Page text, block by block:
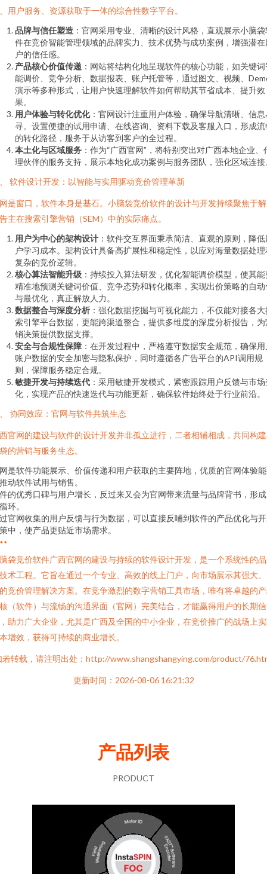
用户服务、资源获取于一体的综合性数字平台。
品牌与信任塑造 ：官网采用专业、清晰的设计风格，直观展示小脑袋
件在竞价智能管理领域的品牌实力、技术优势与成功案例，增强潜在
户的信任感。
产品核心价值传递 ：网站将结构化地呈现软件的核心功能，如关键
能调价、竞争分析、数据报表、账户托管等，通过图文、视频、
演示等多种形式，让用户快速理解软件如何帮助其节省成本、提升效
果。
用户体验与转化优化：官网设计注重用户体验，确保导航清晰、信息
寻。设置便捷的试用申请、在线咨询、资料下载及客服入口，形成流
的转化路径，服务于从访客到客户的全过程。
本土化与区域服务 ：作为“广西官网”，将特别突出对广西本地企业、
理伙伴的服务支持，展示本地化成功案例与服务团队，强化区域连接
软件设计开发：以智能与实用驱动竞价管理革新
是窗口，软件本身是基石。小脑袋竞价软件的设计与开发持续聚焦于
主在搜索引擎营销（SEM）中的实际痛点。
用户为中心的架构设计 ：软件交互界面秉承简洁、直观的原则，降
户学习成本。架构设计具备高扩展性和稳定性，以应对海量数据处理
复杂的竞价逻辑。
核心算法智能升级 ：持续投入算法研发，优化智能调价模型，使其
精准地预测关键词价值、竞争态势和转化概率，实现出价策略的自动
与最优化，真正解放人力。
数据整合与深度分析 ：强化数据挖掘与可视化能力，不仅能对接各
索引擎平台数据，更能跨渠道整合，提供多维度的深度分析报告，为
销决策提供数据支撑。
安全与合规性保障 ：在开发过程中，严格遵守数据安全规范，确保
账户数据的安全加密与隐私保护，同时遵循各广告平台的API调用规
则，保障服务稳定合规。
敏捷开发与持续迭代 ：采用敏捷开发模式，紧密跟踪用户反馈与市
化，实现产品的快速迭代与功能更新，确保软件始终处于行业前沿。
协同效应：官网与软件共筑生态
官网的建设与软件的设计开发并非孤立进行，二者相辅相成，共同构
的营销与服务生态。
是软件功能展示、价值传递和用户获取的主要阵地，优质的官网体验
动软件试用与销售。
的优秀口碑与用户增长，反过来又会为官网带来流量与品牌背书，形
环。
官网收集的用户反馈与行为数据，可以直接反哺到软件的产品优化与
中，使产品更贴近市场需求。
袋竞价软件广西官网的建设与持续的软件设计开发，是一个系统性的
术工程。它旨在通过一个专业、高效的线上门户，向市场展示其强大
竞价管理解决方案。在竞争激烈的数字营销工具市场，唯有将卓越的
（软件）与流畅的沟通界面（官网）完美结合，才能赢得用户的长期信
助力广大企业，尤其是广西及全国的中小企业，在竞价推广的战场上
增效，获得可持续的商业增长。
若转载，请注明出处：http://www.shangshangying.com/product/
更新时间：2026-08-06 16:21:32
产品列表
PRODUCT